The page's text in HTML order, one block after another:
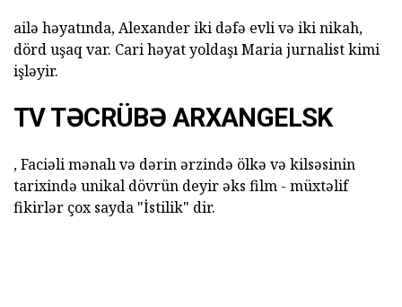
ailə həyatında, Alexander iki dəfə evli və iki nikah,
dörd uşaq var. Cari həyat yoldaşı Maria jurnalist kimi
işləyir.
TV TƏCRÜBƏ ARXANGELSK
, Faciəli mənalı və dərin ərzində ölkə və kilsəsinin
tarixində unikal dövrün deyir əks film - müxtəlif
fikirlər çox sayda "İstilik" dir.